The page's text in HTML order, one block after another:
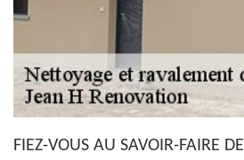
FIEZ-VOUS AU SAVOIR-FAIRE